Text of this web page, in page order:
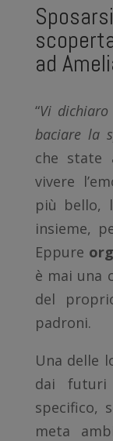
ad
“Vi
baciare la
che state
vivere
più bello,
insieme,
Eppure
è mai una
del
padroni.
Una delle
dai
specifico,
meta